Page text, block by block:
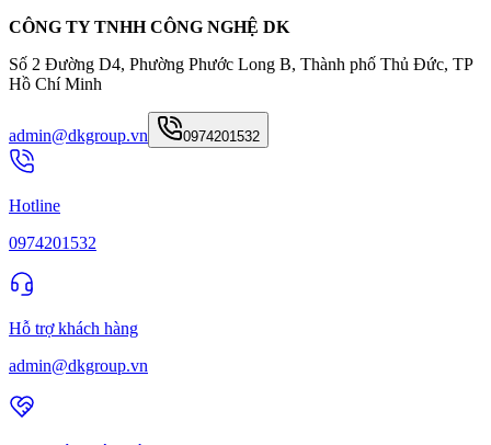
CÔNG TY TNHH CÔNG NGHỆ DK
Số 2 Đường D4, Phường Phước Long B, Thành phố Thủ Đức, TP
Hồ Chí Minh
admin@dkgroup.vn 0974201532
Hotline
0974201532
Hỗ trợ khách hàng
admin@dkgroup.vn